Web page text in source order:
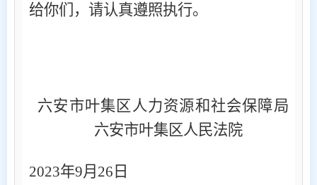
给你们，请认真遵照执行。
六安市叶集区人力资源和社会保障局
六安市叶集区人民法院
2023年9月 26 日